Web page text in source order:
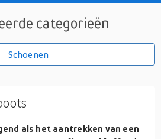
categorieën
Schoenen
als het aantrekken van een